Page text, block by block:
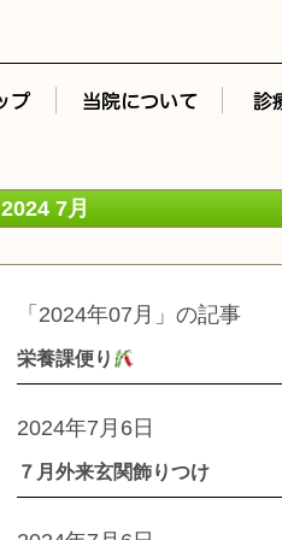
2024 7月
「2024年07月」の記事
栄養課便り
2024年7月6日
７月外来玄関飾りつけ